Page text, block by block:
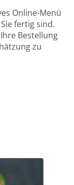
Online-Menü
fertig sind.
Bestellung
zu